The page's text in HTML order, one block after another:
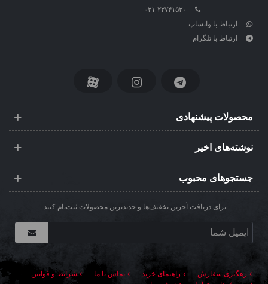
۰۲۱-۲۲۷۴۱۵۳۰
ارتباط با واتساپ
ارتباط با تلگرام
محصولات پیشنهادی
نوشته‌های اخیر
جستجوهای محبوب
برای دریافت آخرین تخفیف‌ها و جدیدترین محصولات ثبت‌نام کنید.
رهگیری سفارش راهنمای خرید تماس با ما
شرایط و قوانین